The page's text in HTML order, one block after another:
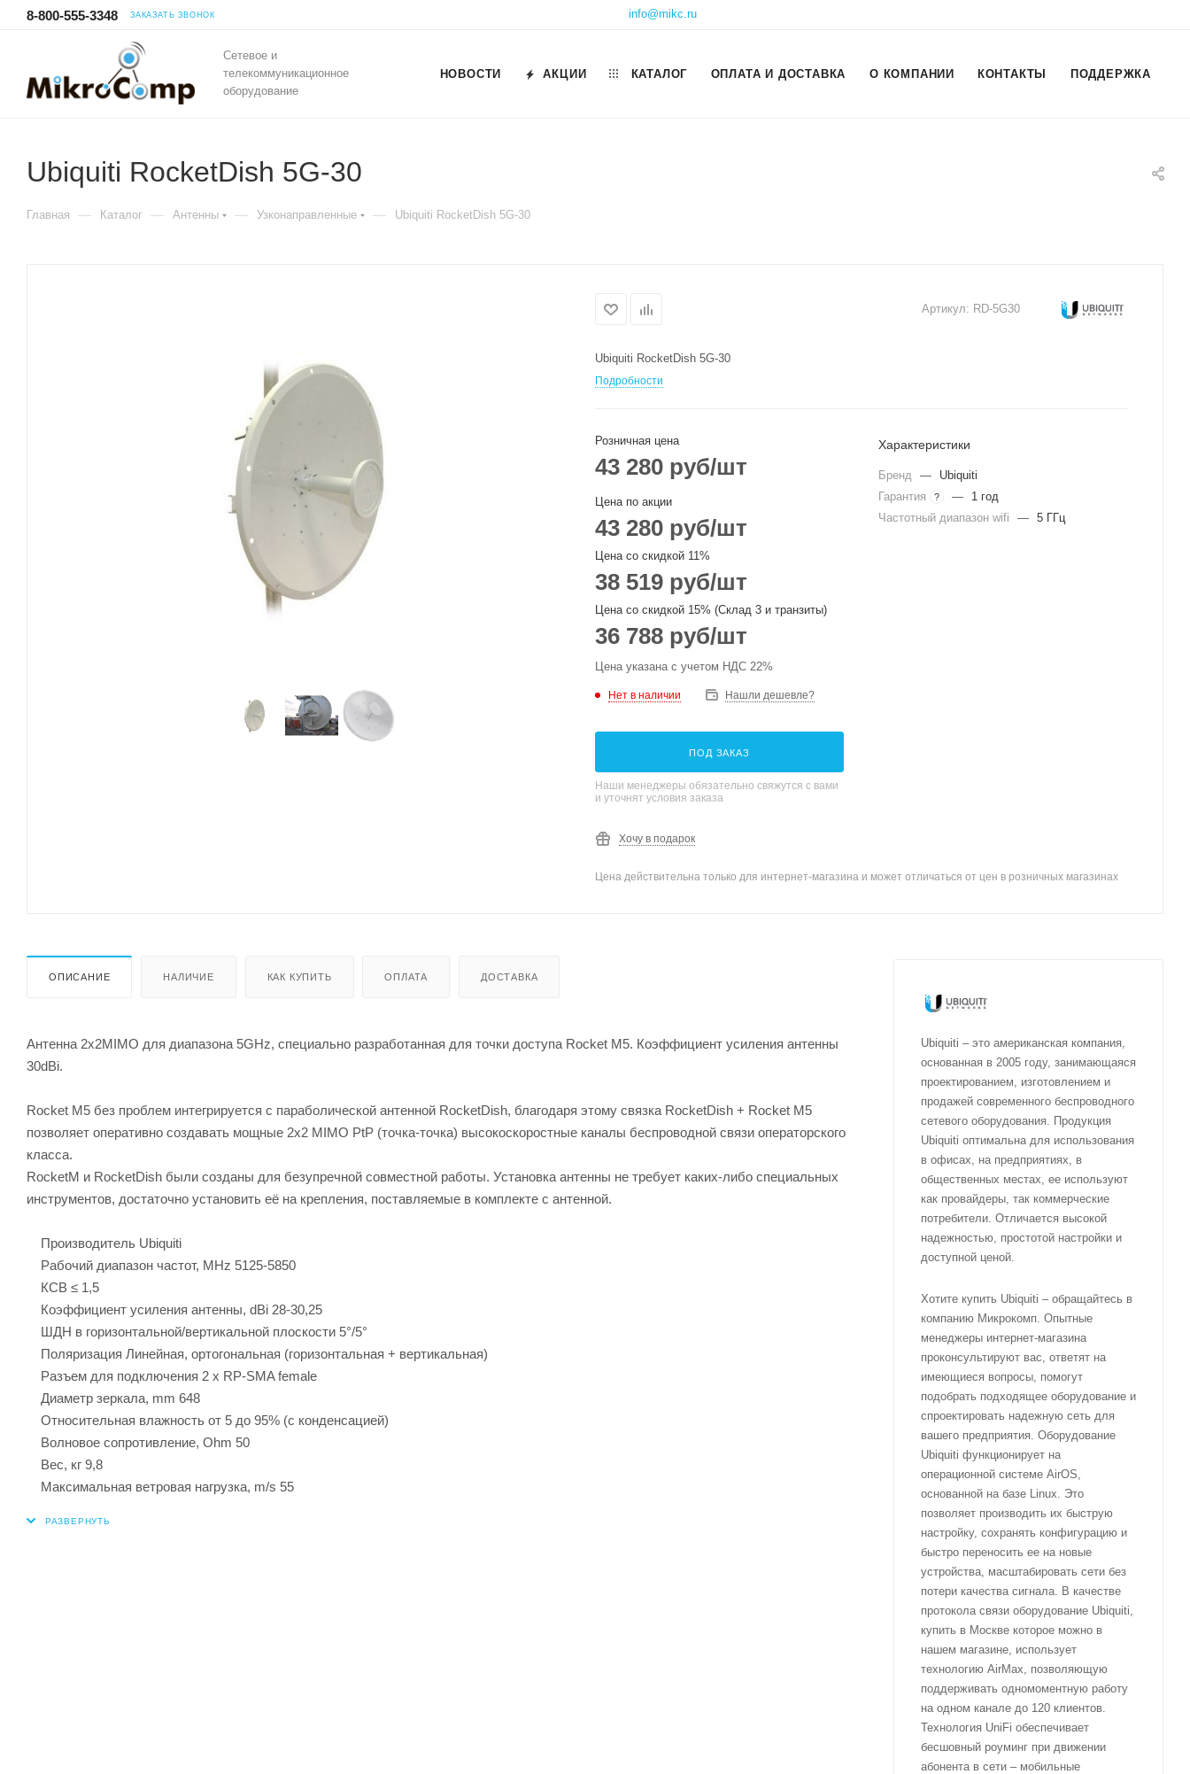
8-800-555-3348 ЗАКАЗАТЬ ЗВОНОК info@mikc.ru
Сетевое и
телекоммуникационное
оборудование
НОВОСТИ АКЦИИ КАТАЛОГ ОПЛАТА И ДОСТАВКА О КОМПАНИИ КОНТАКТЫ ПОДДЕРЖКА
Ubiquiti RocketDish 5G-30
Главная — Каталог — Антенны — Узконаправленные — Ubiquiti RocketDish 5G-30
Артикул: RD-5G30
Ubiquiti RocketDish 5G-30
Подробности
Розничная цена
43 280 руб/шт
Цена по акции
43 280 руб/шт
Цена со скидкой 11%
38 519 руб/шт
Цена со скидкой 15% (Склад 3 и транзиты)
36 788 руб/шт
Цена указана с учетом НДС 22%
Нет в наличии Нашли дешевле?
ПОД ЗАКАЗ
Наши менеджеры обязательно свяжутся с вами
и уточнят условия заказа
Хочу в подарок
Характеристики
Бренд —
Ubiquiti
Гарантия
? —
1 год
Частотный диапазон wifi
— 5 ГГц
Цена действительна только для интернет-магазина и может отличаться от цен в розничных магазинах
ОПИСАНИЕ НАЛИЧИЕ КАК КУПИТЬ ОПЛАТА ДОСТАВКА
Антенна 2x2MIMO для диапазона 5GHz, специально разработанная для точки доступа Rocket M5. Коэффициент усиления антенны
30dBi.
Rocket M5 без проблем интегрируется с параболической антенной RocketDish, благодаря этому связка RocketDish + Rocket M5
позволяет оперативно создавать мощные 2x2 MIMO PtP (точка-точка) высокоскоростные каналы беспроводной связи операторского
класса.
RocketM и RocketDish были созданы для безупречной совместной работы. Установка антенны не требует каких-либо специальных
инструментов, достаточно установить её на крепления, поставляемые в комплекте с антенной.
Производитель Ubiquiti
Рабочий диапазон частот, MHz 5125-5850
КСВ ≤ 1,5
Коэффициент усиления антенны, dBi 28-30,25
ШДН в горизонтальной/вертикальной плоскости 5°/5°
Поляризация Линейная, ортогональная (горизонтальная + вертикальная)
Разъем для подключения 2 x RP-SMA female
Диаметр зеркала, mm 648
Относительная влажность от 5 до 95% (с конденсацией)
Волновое сопротивление, Ohm 50
Вес, кг 9,8
Максимальная ветровая нагрузка, m/s 55
Ubiquiti – это американская компания,
основанная в 2005 году, занимающаяся
проектированием, изготовлением и
продажей современного беспроводного
сетевого оборудования. Продукция
Ubiquiti оптимальна для использования
в офисах, на предприятиях, в
общественных местах, ее используют
как провайдеры, так коммерческие
потребители. Отличается высокой
надежностью, простотой настройки и
доступной ценой.
Хотите купить Ubiquiti – обращайтесь в
компанию Микрокомп. Опытные
менеджеры интернет-магазина
проконсультируют вас, ответят на
имеющиеся вопросы, помогут
подобрать подходящее оборудование и
спроектировать надежную сеть для
вашего предприятия. Оборудование
Ubiquiti функционирует на
операционной системе AirOS,
основанной на базе Linux. Это
позволяет производить их быструю
настройку, сохранять конфигурацию и
быстро переносить ее на новые
устройства, масштабировать сети без
потери качества сигнала. В качестве
протокола связи оборудование Ubiquiti,
купить в Москве которое можно в
нашем магазине, использует
технологию AirMax, позволяющую
поддерживать одномоментную работу
на одном канале до 120 клиентов.
Технология UniFi обеспечивает
бесшовный роуминг при движении
абонента в сети – мобильные